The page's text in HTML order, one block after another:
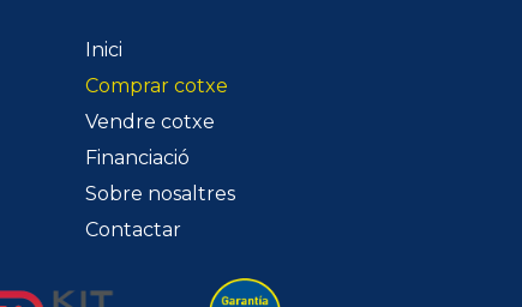
Inici
Comprar cotxe
Vendre cotxe
Financiació
Sobre nosaltres
Contactar